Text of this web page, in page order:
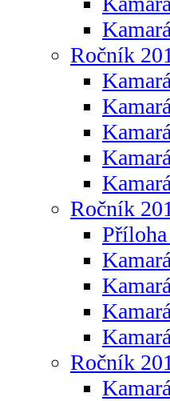
Ročník
Ročník
Ročník